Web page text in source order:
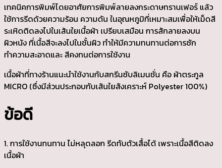
เทคนิคการพิมพ์โดยอาศัยการพิมพ์ลายลงกระดาษทรานเฟอร์ แล้ว
ใช้การรีดด้วยความร้อน ความดัน ในอุณหภูมิที่เหมาะสมเพื่อให้เม็ดสี
ระเหิดติดลงไปในเส้นใยเนื้อผ้า เปรียบเสมือน การสักลายลงบน
ผิวหนัง ที่เนื้อสีจะลงไปในชั้นผิว ทำให้มีความทนทานต่อการซัก
ทำความสะอาดและ สีคงทนต่อการใช้งาน
เนื้อผ้าที่ทางร้านแนะนำใช้งานกับสกรีนซับลิเมนชั่น คือ ผ้าตระกูล
MICRO (ซึ่งมีส่วนประกอบกับเส้นใยสังเคราะห์ Polyester 100%)
ข้อดี
1. การใช้งานทนทาน ไม่หลุดลอก รีดทับตัวเสื้อได้ เพราะเนื้อสีติดลง
เนื้อผ้า